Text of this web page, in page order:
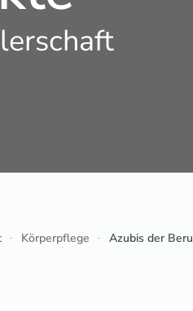
Körperpflege
Azubis der